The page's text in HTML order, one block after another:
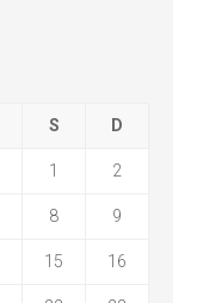
S D
1 2
8 9
15 16